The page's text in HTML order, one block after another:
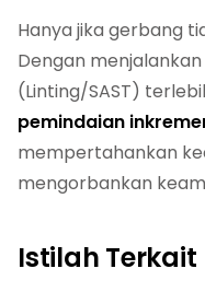
Hanya jika gerbang
Dengan
(Linting/SAST)
pemindaian
mempertahankan
mengorbankan
Istilah Terkait